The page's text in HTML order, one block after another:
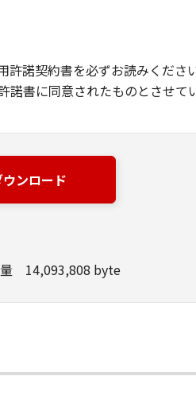
諾契約書を必ずお読みください
書に同意されたものとさせて
ンロード
量 14,093,808 byte